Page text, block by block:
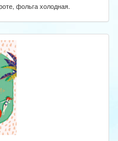
фольга холодная.